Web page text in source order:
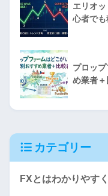
エリオ
心者で
プロッ
め業者＋
カテゴリー
FXとはわかりやす